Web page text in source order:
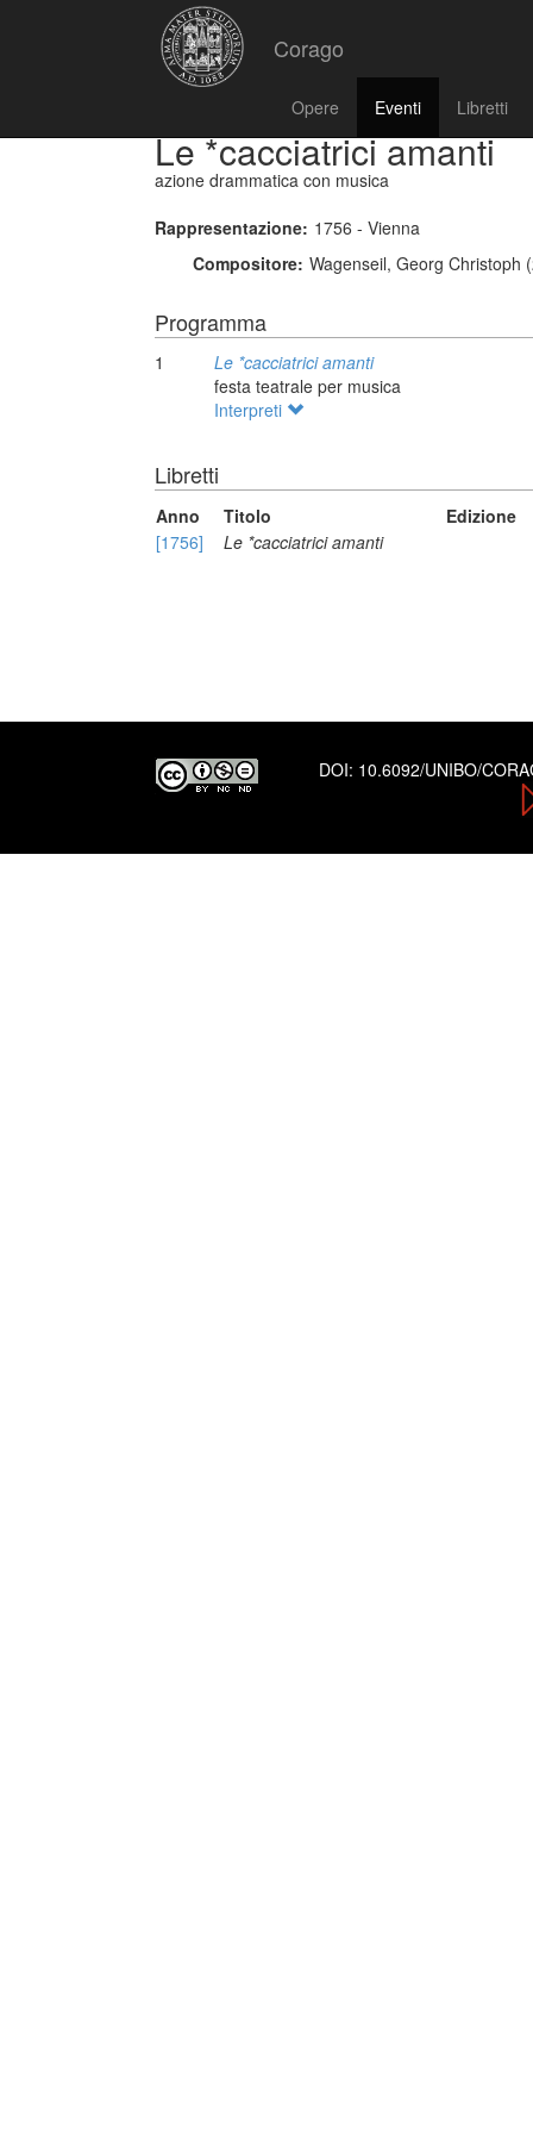
Corago
Opere Eventi Libretti
Le *cacciatrici amanti
azione drammatica con musica
Rappresentazione: 1756 - Vienna
Compositore: Wagenseil, Georg Christoph
Programma
1
Le *cacciatrici amanti
festa teatrale per musica
Interpreti
Libretti
Anno Titolo
Edizione
[1756]
Le *cacciatrici amanti
DOI: 10.6092/UNIBO/